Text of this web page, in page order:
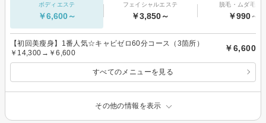
ボディエステ
￥6,600～
フェイシャルエステ
￥3,850～
脱毛・ムダ毛処
￥990～
【初回美瘦身】1番人気☆キャビゼロ60分コース（3箇所）
￥14,300→￥6,600
￥6,600
すべてのメニューを見る
その他の情報を表示